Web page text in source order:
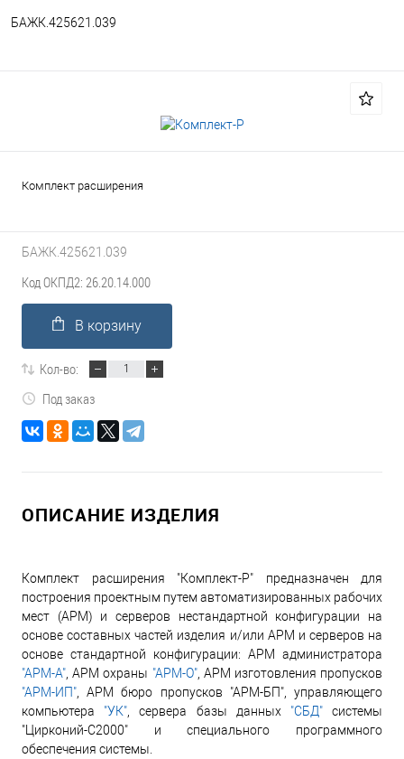
БАЖК.425621.039
Комплект расширения
БАЖК.425621.039
Код ОКПД2: 26.20.14.000
В корзину
Кол-во:
Под заказ
ОПИСАНИЕ ИЗДЕЛИЯ
Комплект расширения "Комплект-Р" предназначен для
построения проектным путем автоматизированных рабочих
мест (АРМ) и серверов нестандартной конфигурации на
основе составных частей изделия и/или АРМ и серверов на
основе стандартной конфигурации: АРМ администратора
"АРМ-А" , АРМ охраны "АРМ-О", АРМ изготовления пропусков
"АРМ-ИП" , АРМ бюро пропусков "АРМ-БП", управляющего
компьютера "УК" , сервера базы данных "СБД"системы
"Цирконий-С2000" и специального программного
обеспечения системы.